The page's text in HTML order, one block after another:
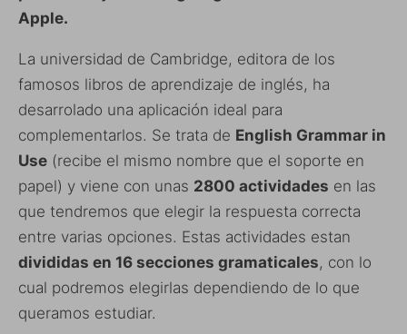
Apple.
La universidad de Cambridge, editora de los
famosos libros de aprendizaje de inglés, ha
desarrolado una aplicación ideal para
complementarlos. Se trata de English Grammar in
Use (recibe el mismo nombre que el soporte en
papel) y viene con unas 2800 actividades en las
que tendremos que elegir la respuesta correcta
entre varias opciones. Estas actividades estan
divididas en 16 secciones gramaticales, con lo
cual podremos elegirlas dependiendo de lo que
queramos estudiar.